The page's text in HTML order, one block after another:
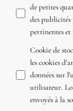
de petites
des
pertinentes et
Cookie de
les cookies
données sur
utilisateur.
envoyés à la